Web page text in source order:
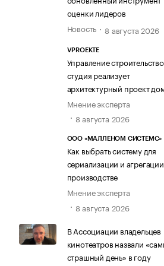
оценки лидеров
Новость
8 августа 2026
VPROEKTE
Управление
студия реализует
архитектурный проект
Мнение эксперта
8 августа 2026
ООО «МАЛЛЕНОМ СИСТЕМС»
Как выбрать систему для
сериализации и
производстве
Мнение эксперта
8 августа 2026
В Ассоциации владельцев
кинотеатров назвали
страшный день» в году